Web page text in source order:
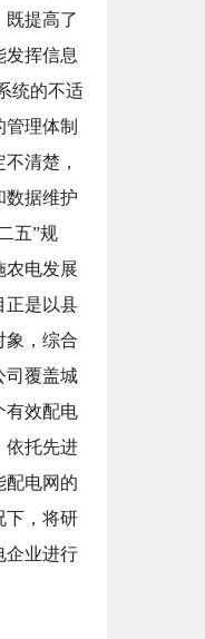
既提高了
发挥信息
统的不适
理体制
清楚，
数据维护
五”规
农电发展
正是以县
象，综合
司覆盖城
有效配电
依托先进
配电网的
下，将研
企业进行